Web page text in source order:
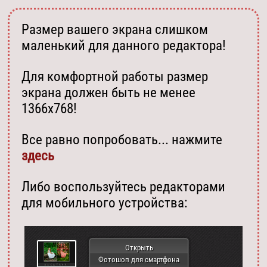
Размер вашего экрана слишком
маленький для данного редактора!
Для комфортной работы размер
экрана должен быть не менее
1366х768!
Все равно попробовать... нажмите
здесь
Либо воспользуйтесь редакторами
для мобильного устройства:
Открыть
Фотошоп для смартфона